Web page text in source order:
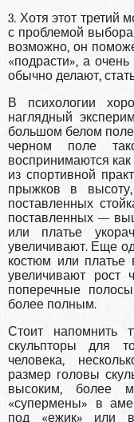
3. Хотя этот третий
с проблемой выбора
возможно, он
«подрасти», а
обычно делают,
В психологии
наглядный
большом белом поле
черном поле
воспринимаются
из спортивной
прыжков в
поставленных
поставленных —
или платье
увеличивают. Еще
костюм или платье
увеличивают рост
поперечные
более полным.
Стоит напомнить
скульпторы для
человека,
размер головы
высоким, более
«супермены» в
под «ежик» или